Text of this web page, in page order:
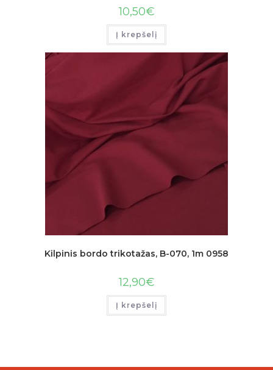
10,50€
Į krepšelį
Kilpinis bordo trikotažas, B-070, 1m 0958
12,90€
Į krepšelį